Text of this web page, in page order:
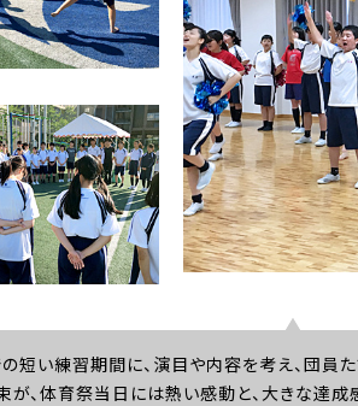
い練習期間に、演目や内容を考え、団員
、体育祭当日には熱い感動と、大きな達成